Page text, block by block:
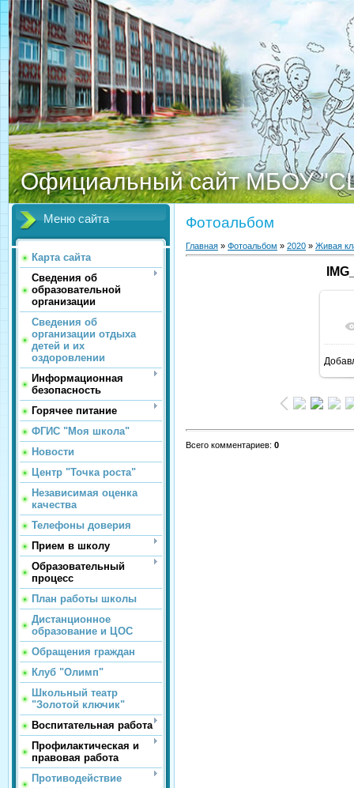
Официальный сайт МБОУ
Меню сайта
Карта сайта
Сведения об
образовательной
организации
Сведения об
организации отдыха
детей и их
оздоровлении
Информационная
безопасность
Горячее питание
ФГИС "Моя школа"
Новости
Центр "Точка роста"
Независимая оценка
качества
Телефоны доверия
Прием в школу
Образовательный
процесс
План работы школы
Дистанционное
образование и ЦОС
Обращения граждан
Клуб "Олимп"
Школьный театр
"Золотой ключик"
Воспитательная работа
Профилактическая и
правовая работа
Противодействие
Фотоальбом
Главная » Фотоальбом » 2020 » Живая
Всего комментариев: 0